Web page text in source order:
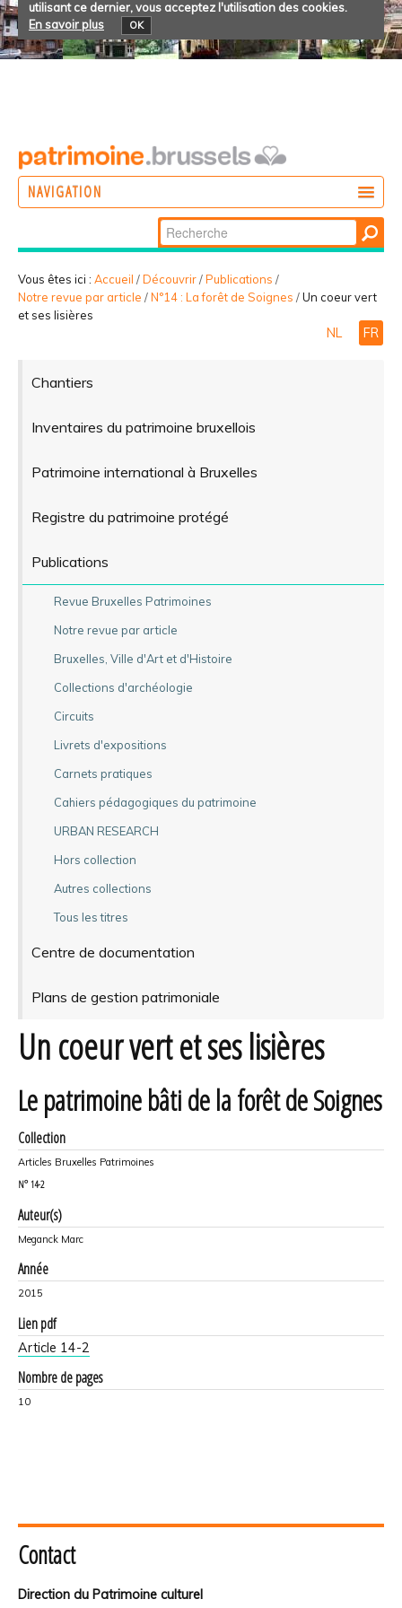
utilisant ce dernier, vous acceptez l'utilisation des cookies.
En savoir plus
OK
NAVIGATION
PARTICIPER
Chercher par
Recherche
avancée…
Vous êtes ici : Accueil /Découvrir/Publications /
Notre revue par article /N°14 : La forêt de Soignes /Un coeur vert
et ses lisières
NL FR
Chantiers
Inventaires du patrimoine bruxellois
Patrimoine international à Bruxelles
Registre du patrimoine protégé
Publications
Revue Bruxelles Patrimoines
Notre revue par article
Bruxelles, Ville d'Art et d'Histoire
Collections d'archéologie
Circuits
Livrets d'expositions
Carnets pratiques
Cahiers pédagogiques du patrimoine
URBAN RESEARCH
Hors collection
Autres collections
Tous les titres
Centre de documentation
Plans de gestion patrimoniale
Un coeur vert et ses lisières
Le patrimoine bâti de la forêt de Soignes
Collection
Articles Bruxelles Patrimoines
N° 14-2
Auteur(s)
Meganck Marc
Année
2015
Lien pdf
Article 14-2
Nombre de pages
10
Contact
Direction du Patrimoine culturel